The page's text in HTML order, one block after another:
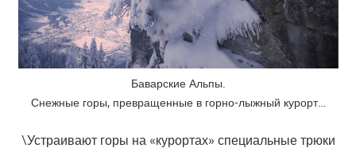
Баварские Альпы.
Снежные горы, превращенные в горно-лыжный курорт…
\Устраивают горы на «курортах» специальные трюки